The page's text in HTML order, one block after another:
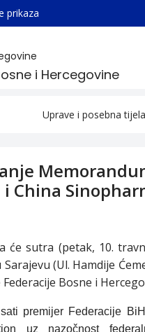
prikaza
i Hercegovine
Uprave i posebna tijela
i China
ćesutra (petak, 10.
Sarajevu (Ul. Hamdije
Bosne i
premijer Federacije
uz nazočnost